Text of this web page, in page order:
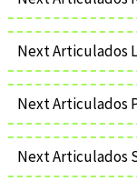
Next Articulados
Next Articulados
Next Articulados